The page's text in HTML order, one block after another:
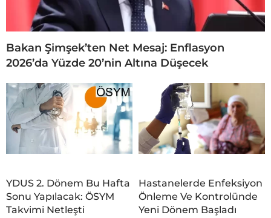
Bakan Şimşek’ten Net Mesaj: Enflasyon
2026’da Yüzde 20’nin Altına Düşecek
YDUS 2. Dönem Bu Hafta
Sonu Yapılacak: ÖSYM
Takvimi Netleşti
Hastanelerde Enfeksiyon
Önleme Ve Kontrolünde
Yeni Dönem Başladı